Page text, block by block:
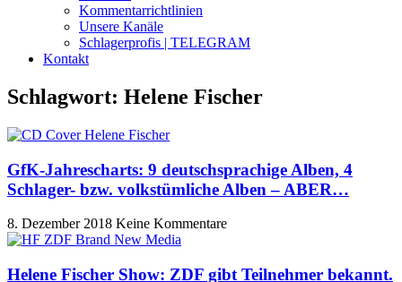
Kommentarrichtlinien
Unsere Kanäle
Schlagerprofis | TELEGRAM
Kontakt
Schlagwort: Helene Fischer
GfK-Jahrescharts: 9 deutschsprachige Alben, 4
Schlager- bzw. volkstümliche Alben – ABER…
8. Dezember 2018 Keine Kommentare
Helene Fischer Show: ZDF gibt Teilnehmer bekannt.